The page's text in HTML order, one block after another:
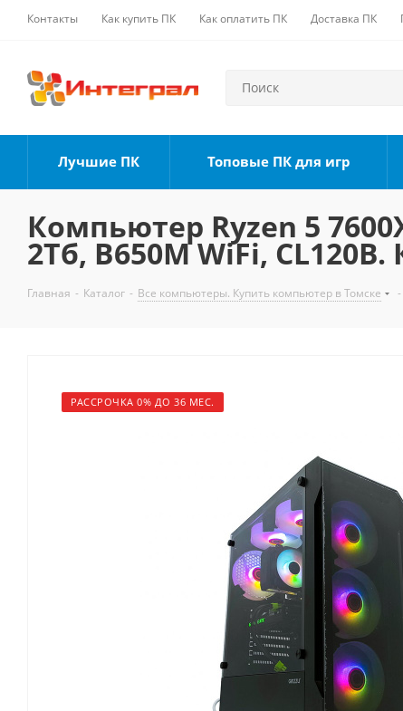
Контакты Как купить ПК Как оплатить ПК Доставка ПК
Лучшие ПК Топовые ПК для игр
Компьютер Ryzen 5
2Тб, B650M WiFi,
Главная - Каталог - Все компьютеры. Купить компьютер в Томске -
РАССРОЧКА 0% ДО 36 МЕС.